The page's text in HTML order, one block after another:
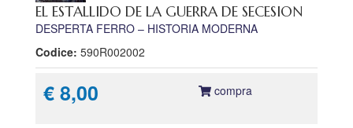
EL ESTALLIDO DE LA GUERRA DE SECESION
DESPERTA FERRO – HISTORIA MODERNA
Codice: 590R002002
€ 8,00 compra